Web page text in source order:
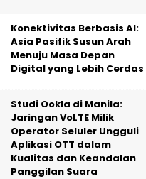
Konektivitas Berbasis AI:
Asia Pasifik Susun Arah
Menuju Masa Depan
Digital yang Lebih Cerdas
Studi Ookla di Manila:
Jaringan VoLTE Milik
Operator Seluler Ungguli
Aplikasi OTT dalam
Kualitas dan Keandalan
Panggilan Suara